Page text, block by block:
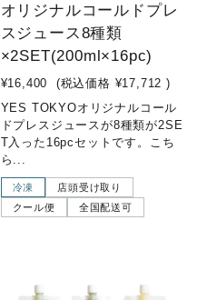
オリジナルコールドプレ
スジュース8種類
×2SET(200ml×16pc)
¥16,400 (税込価格 ¥17,712 )
YES TOKYOオリジナルコール
ドプレスジュースが8種類が2SE
T入った16pcセットです。こち
ら...
冷凍
店頭受け取り
クール便
全国配送可